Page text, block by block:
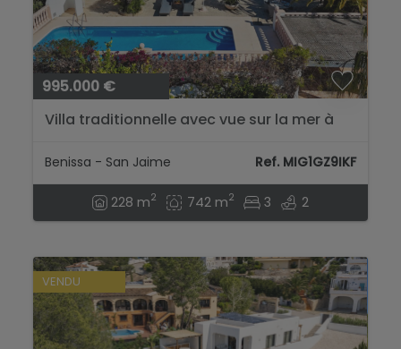
995.000 €
Villa traditionnelle avec vue sur la mer à
Benissa - San Jaime Ref. MIG1GZ9IKF
228 m2 742 m2 3 2
VENDU